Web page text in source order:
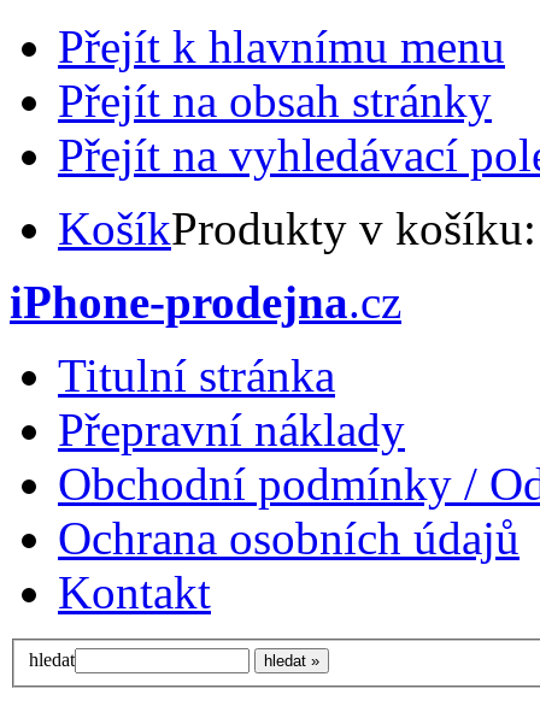
Přejít k hlavnímu menu
Přejít na obsah stránky
Přejít na vyhledávací
KošíkProdukty v
iPhone-prodejna.cz
Titulní stránka
Přepravní náklady
Obchodní podmínky /
Ochrana osobních údajů
Kontakt
hledat